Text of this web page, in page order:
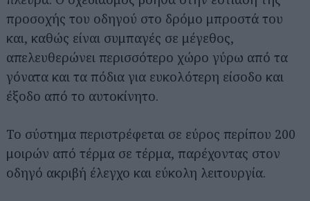
προσοχής του οδηγού στο δρόμο μπροστά του
και, καθώς είναι συμπαγές σε μέγεθος,
απελευθερώνει περισσότερο χώρο γύρω από τα
γόνατα και τα πόδια για ευκολότερη είσοδο και
έξοδο από το αυτοκίνητο.
Το σύστημα περιστρέφεται σε εύρος περίπου 200
μοιρών από τέρμα σε τέρμα, παρέχοντας στον
οδηγό ακριβή έλεγχο και εύκολη λειτουργία.